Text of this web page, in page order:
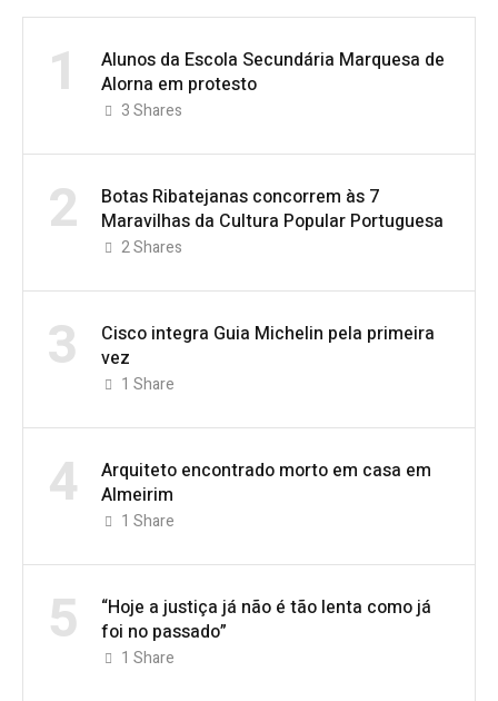
1
Alunos da Escola Secundária Marquesa de
Alorna em protesto
3Shares
2
Botas Ribatejanas concorrem às 7
Maravilhas da Cultura Popular Portuguesa
2Shares
3
Cisco integra Guia Michelin pela primeira
vez
1 Share
4
Arquiteto encontrado morto em casa em
Almeirim
1 Share
5
“Hoje a justiça já não é tão lenta como já
foi no passado”
1 Share